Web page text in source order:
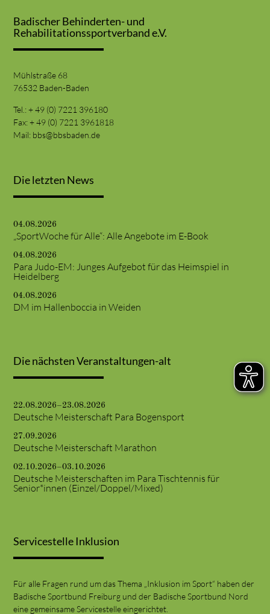
Badischer Behinderten- und
Rehabilitationssportverband e.V.
Mühlstraße 68
76532 Baden-Baden
Tel.: + 49 (0) 7221 396180
Fax: + 49 (0) 7221 3961818
Mail: bbs@bbsbaden.de
Die letzten News
04.08.2026
„SportWoche für Alle“: Alle Angebote im E-Book
04.08.2026
Para Judo-EM: Junges Aufgebot für das Heimspiel in
Heidelberg
04.08.2026
DM im Hallenboccia in Weiden
Die nächsten Veranstaltungen-alt
22.08.2026–23.08.2026
Deutsche Meisterschaft Para Bogensport
27.09.2026
Deutsche Meisterschaft Marathon
02.10.2026–03.10.2026
Deutsche Meisterschaften im Para Tischtennis für
Senior*innen (Einzel/Doppel/Mixed)
Servicestelle Inklusion
Für alle Fragen rund um das Thema „Inklusion im Sport“ haben der
Badische Sportbund Freiburg und der Badische Sportbund Nord
eine gemeinsame Servicestelle eingerichtet.